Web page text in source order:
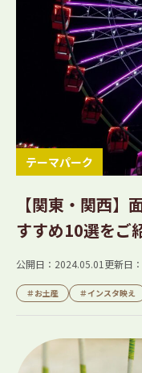
テーマパーク
【関東・関西】
すすめ10選をご
公開日：2024.05.01 更新日
＃お土産 ＃インスタ映え